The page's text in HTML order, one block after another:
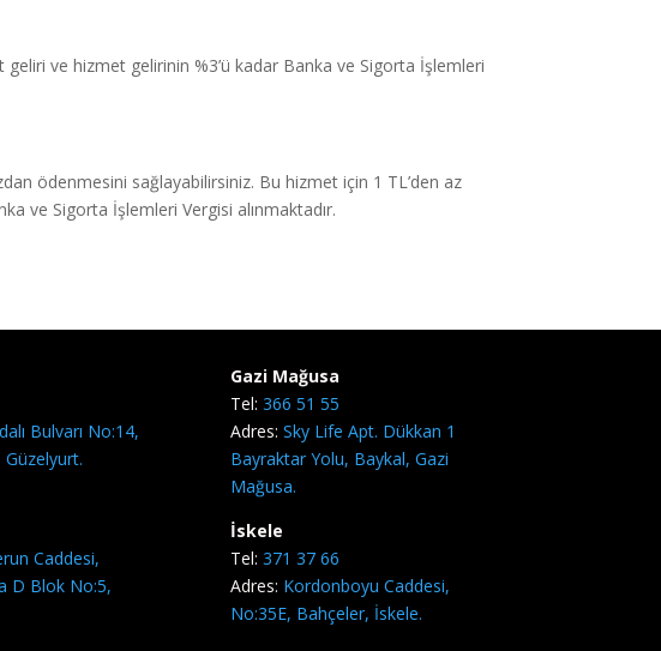
ve hizmet gelirinin %3’ü kadar Banka ve Sigorta İşlemleri
ödenmesini sağlayabilirsiniz. Bu hizmet için 1 TL’den az
ve Sigorta İşlemleri Vergisi alınmaktadır.
Bulvarı No:14,
Güzelyurt.
Caddesi,
D Blok No:5,
Gazi Mağusa
Tel:366 51 55
Adres:Sky Life Apt. Dükkan 1
Bayraktar Yolu, Baykal, Gazi
Mağusa.
İskele
Tel:371 37 66
Adres: Kordonboyu Caddesi,
No:35E, Bahçeler, İskele.